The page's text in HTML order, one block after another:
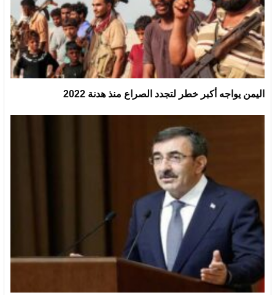
اليمن يواجه أكبر خطر لتجدد الصراع منذ هدنة 2022